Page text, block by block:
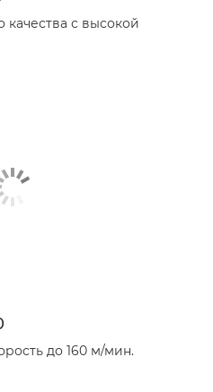
качества с высокой
до 160 м/мин.